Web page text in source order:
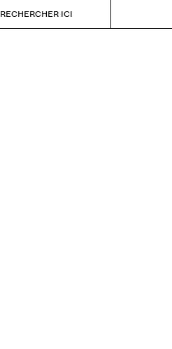
RECHERCHER ICI